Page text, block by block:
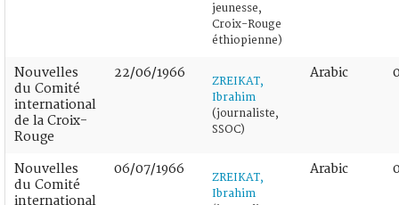
jeunesse,
Croix-Rouge
éthiopienne)
Nouvelles
du Comité
international
de la Croix-
Rouge
22/06/1966
ZREIKAT,
Ibrahim
(journaliste,
SSOC)
Arabic
Nouvelles
du Comité
international
06/07/1966
ZREIKAT,
Ibrahim
Arabic